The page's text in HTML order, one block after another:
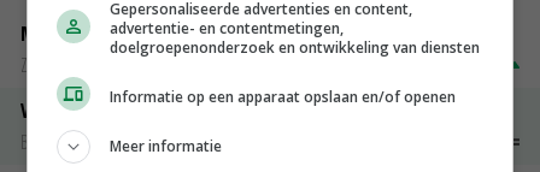
Magere melkpoeder
Zuivel NL
€ 269,00
Vleeskuikens 2001-2600 gr
Barneveld
Gepersonaliseerde advertenties en content,
advertentie- en contentmetingen,
doelgroepenonderzoek en ontwikkeling van diensten
Informatie op een apparaat opslaan en/of openen
Meer informatie